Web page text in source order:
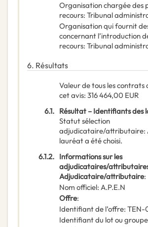
Organisation chargée des
recours: Tribunal
Organisation qui fournit
concernant l’introduction
recours: Tribunal
6. Résultats
Valeur de tous les contrats
cet avis: 316 464,00 EUR
6.1. Résultat – Identifiants des
Statut sélection
adjudicataire/attributaire:
lauréat a été choisi.
6.1.2. Informations sur les
adjudicataires/
Adjudicataire/attributaire:
Nom officiel: A.P.E.N
Offre:
Identifiant de l’offre: TEN-
Identifiant du lot ou